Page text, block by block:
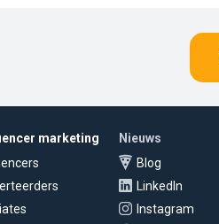
marketing
Nieuws
Blog
LinkedIn
Instagram